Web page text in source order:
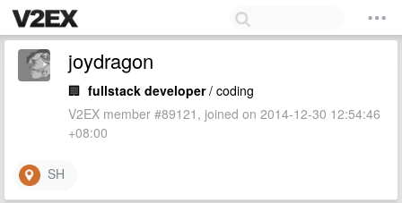
joydragon
🏢 fullstack developer/ coding
V2EX member #89121, joined on 2014-12-30 12:54:46
+08:00
SH